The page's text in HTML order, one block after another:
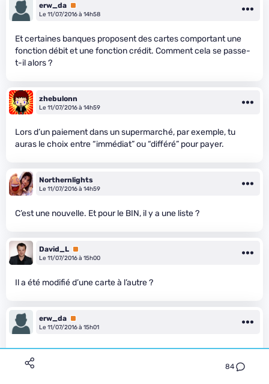
84
erw_da Premium
Le 11/07/2016 à 14h58
Et certaines banques proposent des cartes comportant une
fonction débit et une fonction crédit. Comment cela se passe-
t-il alors ?
zhebulonn
Le 11/07/2016 à 14h59
Lors d’un paiement dans un supermarché, par exemple, tu
auras le choix entre “immédiat” ou “différé” pour payer.
Northernlights
Le 11/07/2016 à 14h59
C’est une nouvelle. Et pour le BIN, il y a une liste ?
David_L Premium
Le 11/07/2016 à 15h00
Il a été modifié d’une carte à l’autre ?
erw_da Premium
Le 11/07/2016 à 15h01
https://www.binlist.net/avec les 6 premier chiffres te donnera
ton type de carte (la mienne est déjà notée comme credit)